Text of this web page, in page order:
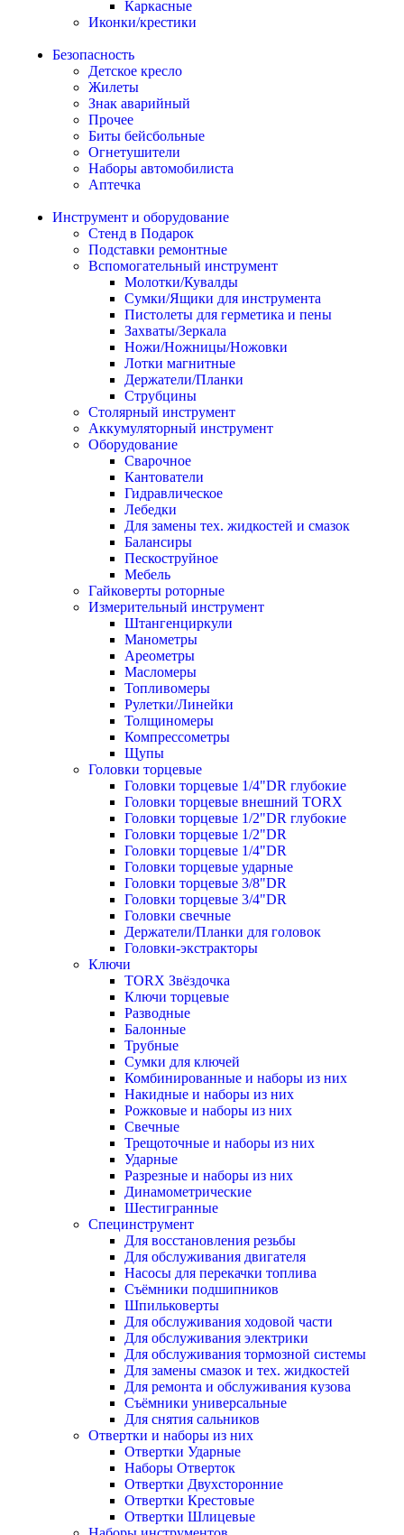
Каркасные
Иконки/крестики
Безопасность
Детское кресло
Жилеты
Знак аварийный
Прочее
Биты бейсбольные
Огнетушители
Наборы автомобилиста
Аптечка
Инструмент и оборудование
Стенд в Подарок
Подставки ремонтные
Вспомогательный инструмент
Молотки/Кувалды
Сумки/Ящики для инструмента
Пистолеты для герметика и пены
Захваты/Зеркала
Ножи/Ножницы/Ножовки
Лотки магнитные
Держатели/Планки
Струбцины
Столярный инструмент
Аккумуляторный инструмент
Оборудование
Сварочное
Кантователи
Гидравлическое
Лебедки
Для замены тех. жидкостей и смазок
Балансиры
Пескоструйное
Мебель
Гайковерты роторные
Измерительный инструмент
Штангенциркули
Манометры
Ареометры
Масломеры
Топливомеры
Рулетки/Линейки
Толщиномеры
Компрессометры
Щупы
Головки торцевые
Головки торцевые 1/4"DR глубокие
Головки торцевые внешний TORX
Головки торцевые 1/2"DR глубокие
Головки торцевые 1/2"DR
Головки торцевые 1/4"DR
Головки торцевые ударные
Головки торцевые 3/8"DR
Головки торцевые 3/4"DR
Головки свечные
Держатели/Планки для головок
Головки-экстракторы
Ключи
TORX Звёздочка
Ключи торцевые
Разводные
Балонные
Трубные
Сумки для ключей
Комбинированные и наборы из них
Накидные и наборы из них
Рожковые и наборы из них
Свечные
Трещоточные и наборы из них
Ударные
Разрезные и наборы из них
Динамометрические
Шестигранные
Специнструмент
Для восстановления резьбы
Для обслуживания двигателя
Насосы для перекачки топлива
Съёмники подшипников
Шпильковерты
Для обслуживания ходовой части
Для обслуживания электрики
Для обслуживания тормозной системы
Для замены смазок и тех. жидкостей
Для ремонта и обслуживания кузова
Съёмники универсальные
Для снятия сальников
Отвертки и наборы из них
Отвертки Ударные
Наборы Отверток
Отвертки Двухсторонние
Отвертки Крестовые
Отвертки Шлицевые